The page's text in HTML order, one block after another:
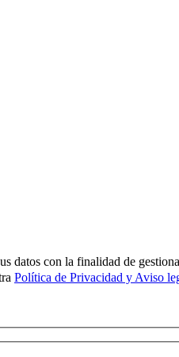
con la finalidad de
Política de Privacidad y Aviso